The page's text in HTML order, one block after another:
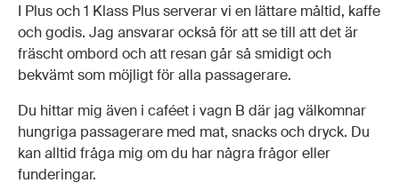
I Plus och 1 Klass Plus serverar vi en lättare måltid, kaffe
och godis. Jag ansvarar också för att se till att det är
fräscht ombord och att resan går så smidigt och
bekvämt som möjligt för alla passagerare.
Du hittar mig även i caféet i vagn B där jag välkomnar
hungriga passagerare med mat, snacks och dryck. Du
kan alltid fråga mig om du har några frågor eller
funderingar.